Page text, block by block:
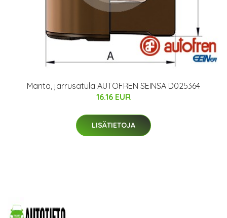
Mäntä, jarrusatula AUTOFREN SEINSA D025364
16.16 EUR
LISÄTIETOJA